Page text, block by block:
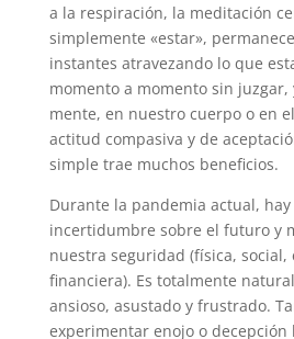
a la respiración, la meditación
simplemente «estar»,
instantes atravezando lo que
momento a momento sin juzgar,
mente, en nuestro cuerpo o en
actitud compasiva y de
simple trae muchos beneficios.
Durante la pandemia actual,
incertidumbre sobre el futuro y
nuestra seguridad (física, social,
financiera). Es totalmente
ansioso, asustado y frustrado.
experimentar enojo o decepción